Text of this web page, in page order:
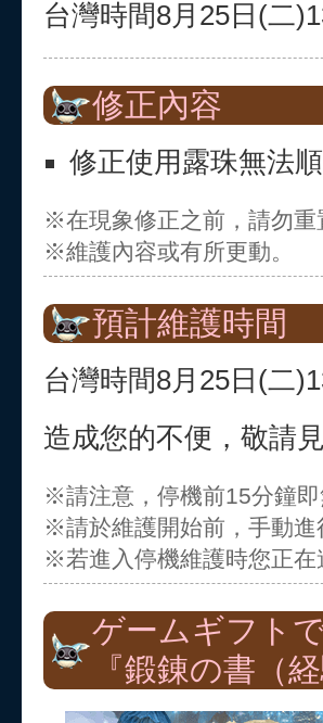
台灣時間8月25日(二
修正內容
修正使用露珠無法
※在現象修正之前，請勿重
※維護內容或有所更動。
預計維護時間
台灣時間8月25日(二
造成您的不便，敬請
※請注意，停機前15分鐘即
※請於維護開始前，手動進
※若進入停機維護時您正
ゲームギフト
『鍛錬の書（